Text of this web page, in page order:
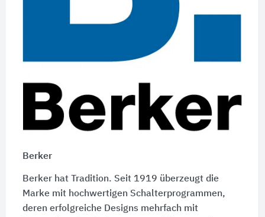
Berker
Berker hat Tradition. Seit 1919 überzeugt die
Marke mit hochwertigen Schalterprogrammen,
deren erfolgreiche Designs mehrfach mit